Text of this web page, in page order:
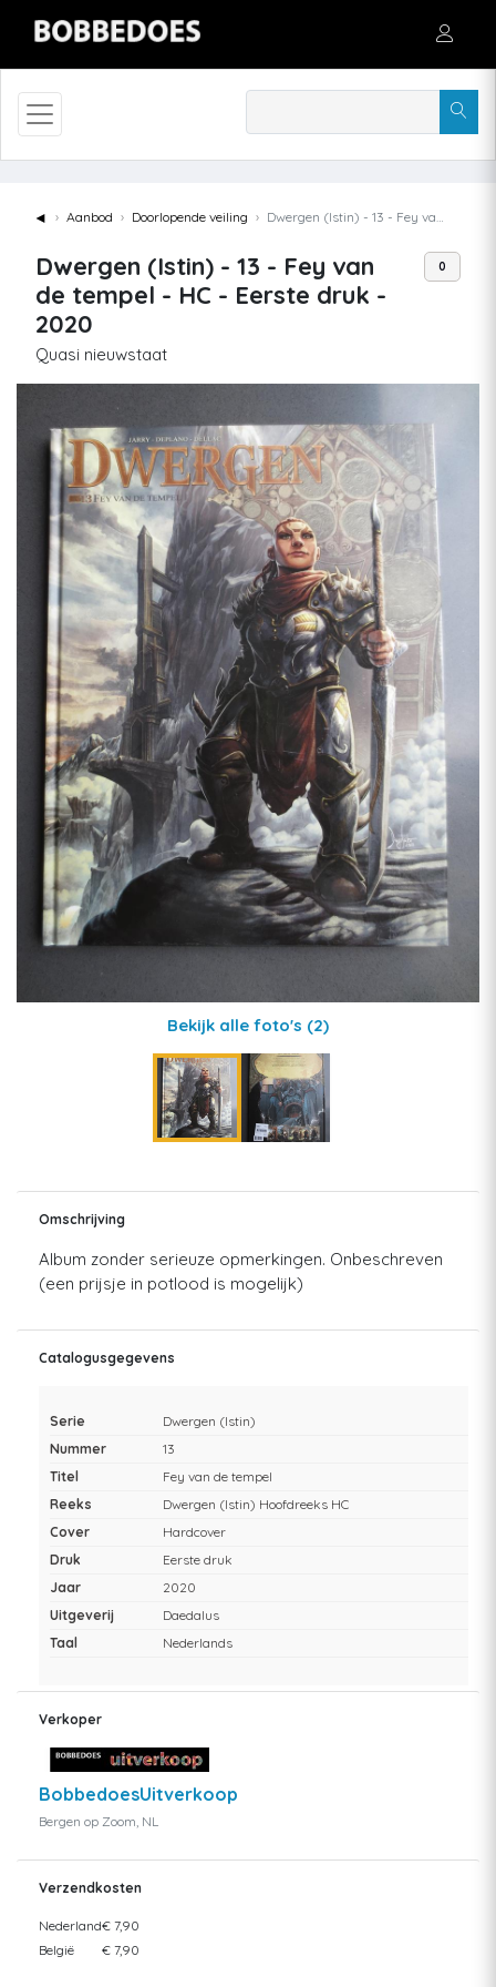
◄ Aanbod Doorlopende veiling Dwergen (Istin) - 13 - Fey van de tempel - HC - Eerste druk - 2020
Dwergen (Istin) - 13 - Fey van
de tempel - HC - Eerste druk -
2020
Quasi nieuwstaat
0
Bekijk alle foto's (2)
Omschrijving
Album zonder serieuze opmerkingen. Onbeschreven
(een prijsje in potlood is mogelijk)
Catalogusgegevens
Serie
Dwergen (Istin)
Nummer
13
Titel
Fey van de tempel
Reeks
Dwergen (Istin) Hoofdreeks HC
Cover
Hardcover
Druk
Eerste druk
Jaar
2020
Uitgeverij
Daedalus
Taal
Nederlands
Verkoper
BobbedoesUitverkoop
Bergen op Zoom, NL
Verzendkosten
Nederland€ 7,90
België
€ 7,90